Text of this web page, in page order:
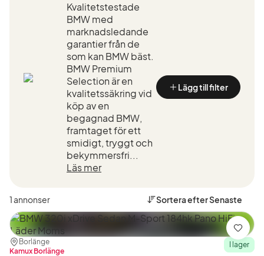
+50
km
(Plats)
(Tillverkare)
Kvalitetstestade
BMW med
marknadsledande
garantier från de
som kan BMW bäst.
BMW Premium
Selection är en
kvalitetssäkring vid
köp av en
begagnad BMW,
framtaget för ett
smidigt, tryggt och
bekymmersfri...
Läs mer
Lägg till filter
1 annonser Sortera efterSenaste
Plats:
Borlänge
Återförsäljare:
Kamux Borlänge
I lager
Spara